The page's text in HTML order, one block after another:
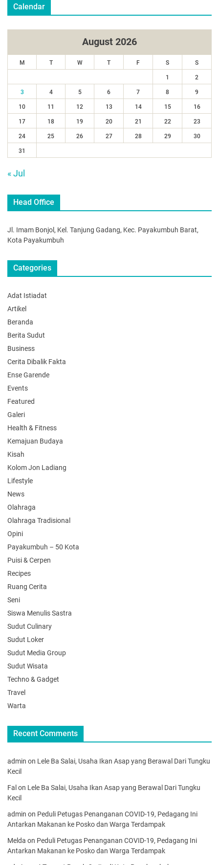
Calendar
August 2026
M T W T F S S
1 2
3 4 5 6 7 8 9
10 11 12 13 14 15 16
17 18 19 20 21 22 23
24 25 26 27 28 29 30
31
« Jul
Head Office
Jl. Imam Bonjol, Kel. Tanjung Gadang, Kec. Payakumbuh Barat,
Kota Payakumbuh
Categories
Adat Istiadat
Artikel
Beranda
Berita Sudut
Business
Cerita Dibalik Fakta
Ense Garende
Events
Featured
Galeri
Health & Fitness
Kemajuan Budaya
Kisah
Kolom Jon Ladiang
Lifestyle
News
Olahraga
Olahraga Tradisional
Opini
Payakumbuh – 50 Kota
Puisi & Cerpen
Recipes
Ruang Cerita
Seni
Siswa Menulis Sastra
Sudut Culinary
Sudut Loker
Sudut Media Group
Sudut Wisata
Techno & Gadget
Travel
Warta
Recent Comments
admin on Lele Ba Salai, Usaha Ikan Asap yang Berawal Dari Tungku
Kecil
Falon Lele Ba Salai, Usaha Ikan Asap yang Berawal Dari Tungku
Kecil
admin on Peduli Petugas Penanganan COVID-19, Pedagang Ini
Antarkan Makanan ke Posko dan Warga Terdampak
Melda on Peduli Petugas Penanganan COVID-19, Pedagang Ini
Antarkan Makanan ke Posko dan Warga Terdampak